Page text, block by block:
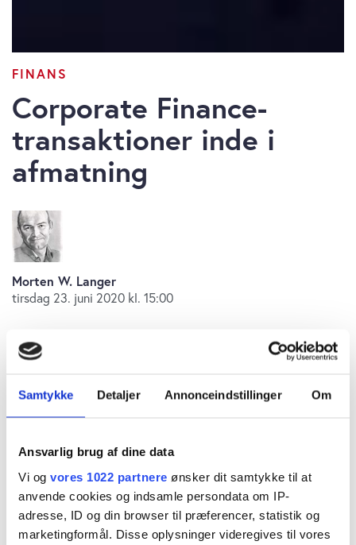
Samtykke Detaljer Annonceindstillinger Om
Ansvarlig brug af dine data
Vi og vores 1022 partnere ønsker dit samtykke til at
anvende cookies og indsamle persondata om IP-
adresse, ID og din browser til præferencer, statistik og
marketingformål. Disse oplysninger videregives til vores
FINANS
Corporate Finance-
transaktioner inde i
afmatning
Morten W. Langer
tirsdag 23. juni 2020 kl. 15:00
i andet halvår 2019 begyndte det danske
under COVID-19-krisen i årets første kvartal,
viser undersøgelse.